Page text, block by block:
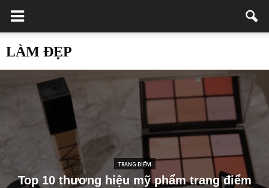
LÀM ĐẸP
TRANG ĐIỂM
Top 10 thương hiệu mỹ phẩm trang điểm